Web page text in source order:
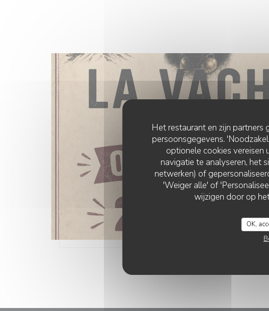
Het restaurant en zijn partners
persoonsgegevens.
optionele cookies
navigatie te analyseren, het
netwerken) of
'Weiger alle' of
wijzigen door op
OK,